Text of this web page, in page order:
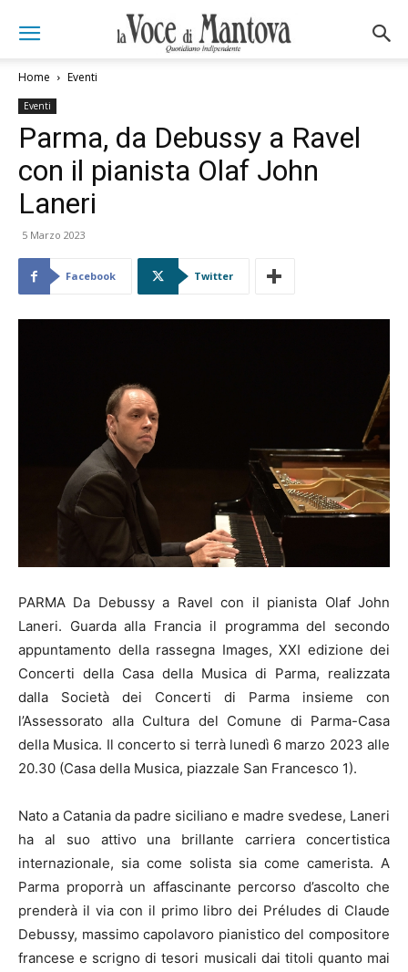
Home Eventi
Eventi
Parma, da Debussy a Ravel
con il pianista Olaf John
Laneri
5 Marzo 2023
Facebook Twitter
PARMA Da Debussy a Ravel con il pianista Olaf John
Laneri. Guarda alla Francia il programma del secondo
appuntamento della rassegna Images, XXI edizione dei
Concerti della Casa della Musica di Parma, realizzata
dalla Società dei Concerti di Parma insieme con
l’Assessorato alla Cultura del Comune di Parma-Casa
della Musica. Il concerto si terrà lunedì 6 marzo 2023 alle
20.30 (Casa della Musica, piazzale San Francesco 1).
Nato a Catania da padre siciliano e madre svedese, Laneri
ha al suo attivo una brillante carriera concertistica
internazionale, sia come solista sia come camerista. A
Parma proporrà un affascinante percorso d’ascolto che
prenderà il via con il primo libro dei Préludes di Claude
Debussy, massimo capolavoro pianistico del compositore
francese e scrigno di tesori musicali dai titoli quanto mai